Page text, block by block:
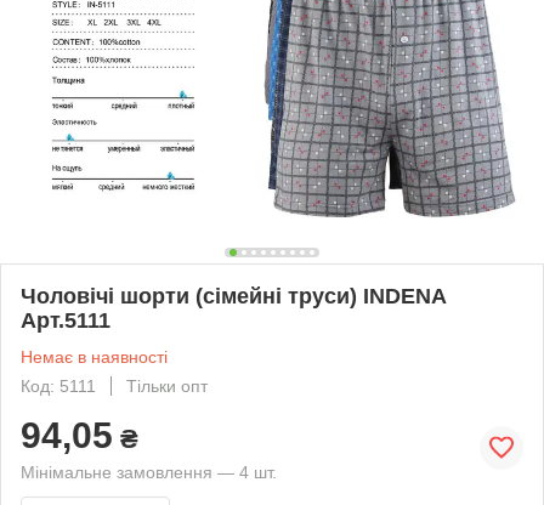
Чоловічі шорти (сімейні труси) INDENA
Арт.5111
Немає в наявності
Код: 5111
Тільки опт
94,05 ₴
Мінімальне замовлення — 4 шт.